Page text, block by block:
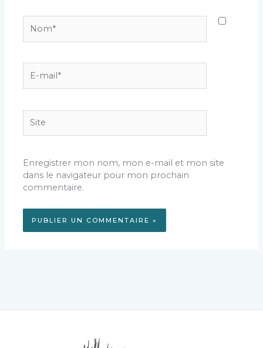
mail*
Enregistrer mon nom, mon e-mail et mon site
dans le navigateur pour mon prochain
commentaire.